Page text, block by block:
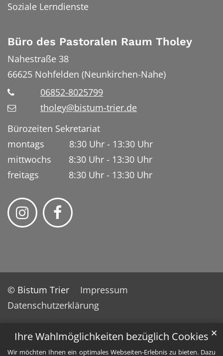
Ihre Wahlmöglichkeiten bezüglich Cookies
Wir möchten Ihnen ein optimales Webseiten-Erlebnis zu bieten. Dazu
✕
Soziale Lerndienste
Büro des Pastoralen Raum Tholey
Nahestraße 38
66625 Nohfelden (Neunkirchen-Nahe)
06852-8025799
tholey@bistum-trier.de
Bürozeiten Sekretariat
montags 8:30 Uhr - 13:30 Uhr
mittwochs 8:30 Uhr - 13:30 Uhr
freitags 8:30 Uhr - 13:30 Uhr
© Bistum Trier
Impressum
Datenschutzerklärung